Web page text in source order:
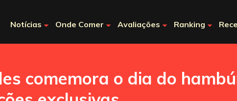
Notícias Onde Comer Avaliações Ranking
comemora o dia do